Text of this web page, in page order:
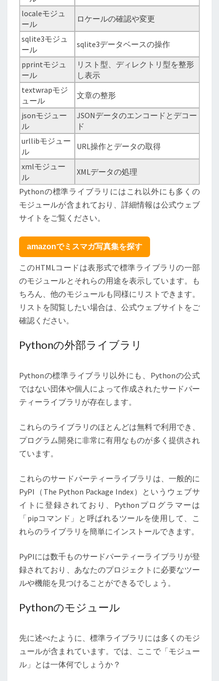
localeモジュ
ール
ロケールの確認や変更
sqlite3モジュ
ール
sqlite3データベースの操作
pprintモジュ
ール
リスト型、ディレクトリ型を整形
し表示
textwrapモジ
ュール
文章の整形
jsonモジュー
ル
JSONデータのエンコードとデコー
ド
urllibモジュー
ル
URL操作とデータの取得
xmlモジュー
ル
XMLデータの処理
Pythonの標準ライブラリにはこれ以外にも多くの
モジュールが含まれており、詳細情報は公式ウェブ
サイトをご覧ください。
amazonでミスマガ写真集を探す
このHTMLコードは表形式で標準ライブラリの一部
のモジュールとそれらの用途を表示しています。も
ちろん、他のモジュールも同様にリストできます。
リストを閲覧したい場合は、公式ウェブサイトをご
確認ください。
Pythonの外部ライブラリ
Pythonの標準ライブラリ以外にも、Pythonの公式
ではない団体や個人によって作成されたサードパー
ティーライブラリが存在します。
これらのライブラリのほとんどは無料で利用でき、
プログラム開発に非常に有用なものが多く提供され
ています。
これらのサードパーティーライブラリは、一般的に
PyPI（The Python Package Index）というウェブサ
イトに登録されており、Pythonプログラマーは
「pipコマンド」と呼ばれるツールを使用して、こ
れらのライブラリを簡単にインストールできます。
PyPIには数千ものサードパーティーライブラリが登
録されており、あなたのプロジェクトに必要なツー
ルや機能を見つけることができるでしょう。
Pythonのモジュール
先に述べたように、標準ライブラリには多くのモジ
ュールが含まれています。では、ここで「モジュー
ル」とは一体何でしょうか？